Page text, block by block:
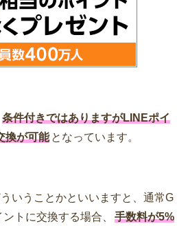
条件付きではありますがLINEポイ
換が可能 となっています。
いうことかといいますと、通常G
トに交換する場合、
手数料が5%